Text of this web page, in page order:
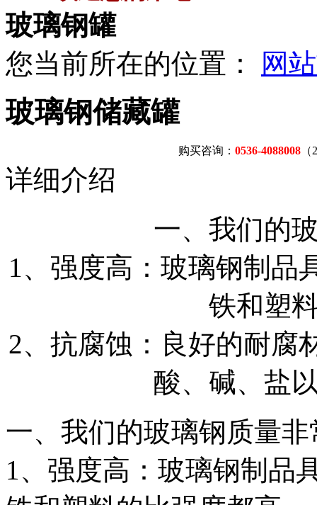
玻璃钢罐
您当前所在的位置：
网
玻璃钢储藏罐
购买咨询： 0536-4088008
详细介绍
一、我们的
1、强度高：玻璃钢制品
铁和塑
2、抗腐蚀：良好的耐腐
酸、碱、盐
一、我们的玻璃钢质量非
1、强度高：玻璃钢制品